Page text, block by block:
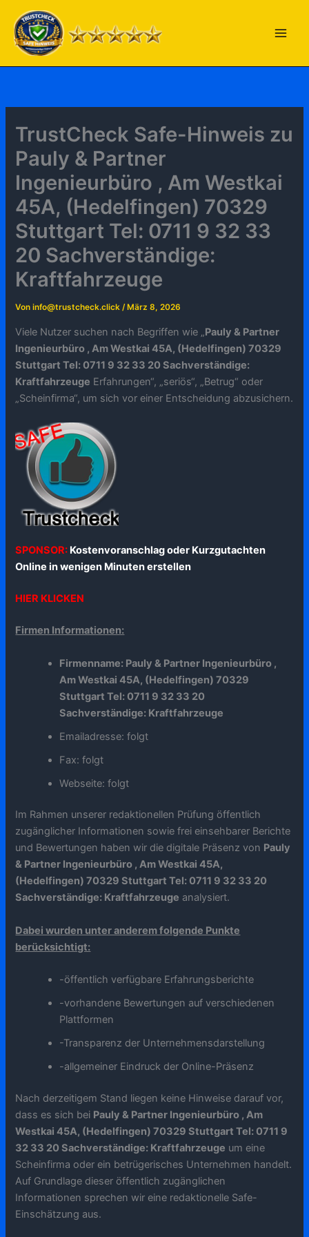
Inhalt
springen
TrustCheck Safe-Hinweis zu
Pauly & Partner
Ingenieurbüro , Am Westkai
45A, (Hedelfingen) 70329
Stuttgart Tel: 0711 9 32 33
20 Sachverständige:
Kraftfahrzeuge
Voninfo@trustcheck.click/ März 8, 2026
Viele Nutzer suchen nach Begriffen wie „Pauly & Partner
Ingenieurbüro , Am Westkai 45A, (Hedelfingen) 70329
Stuttgart Tel: 0711 9 32 33 20 Sachverständige:
Kraftfahrzeuge Erfahrungen“, „seriös“, „Betrug“ oder
„Scheinfirma“, um sich vor einer Entscheidung abzusichern.
SPONSOR: Kostenvoranschlag oder Kurzgutachten
Online in wenigen Minuten erstellen
HIER KLICKEN
Firmen Informationen:
Firmenname: Pauly & Partner Ingenieurbüro ,
Am Westkai 45A, (Hedelfingen) 70329
Stuttgart Tel: 0711 9 32 33 20
Sachverständige: Kraftfahrzeuge
Emailadresse: folgt
Fax: folgt
Webseite: folgt
Im Rahmen unserer redaktionellen Prüfung öffentlich
zugänglicher Informationen sowie frei einsehbarer Berichte
und Bewertungen haben wir die digitale Präsenz von Pauly
& Partner Ingenieurbüro , Am Westkai 45A,
(Hedelfingen) 70329 Stuttgart Tel: 0711 9 32 33 20
Sachverständige: Kraftfahrzeuge analysiert.
Dabei wurden unter anderem folgende Punkte
berücksichtigt:
-öffentlich verfügbare Erfahrungsberichte
-vorhandene Bewertungen auf verschiedenen
Plattformen
-Transparenz der Unternehmensdarstellung
-allgemeiner Eindruck der Online-Präsenz
Nach derzeitigem Stand liegen keine Hinweise darauf vor,
dass es sich bei Pauly & Partner Ingenieurbüro , Am
Westkai 45A, (Hedelfingen) 70329 Stuttgart Tel: 0711 9
32 33 20 Sachverständige: Kraftfahrzeuge um eine
Scheinfirma oder ein betrügerisches Unternehmen handelt.
Auf Grundlage dieser öffentlich zugänglichen
Informationen sprechen wir eine redaktionelle Safe-
Einschätzung aus.